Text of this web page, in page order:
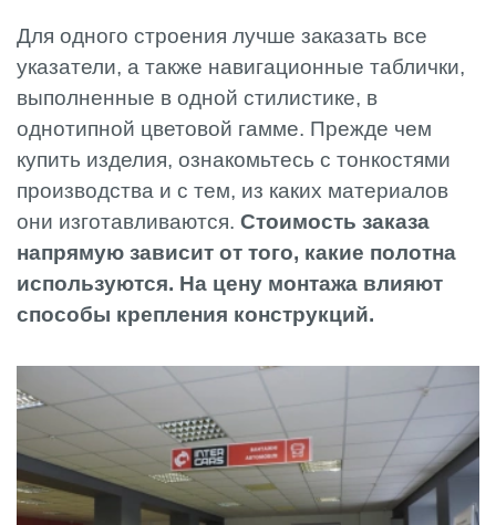
Для одного строения лучше заказать все
указатели, а также навигационные таблички,
выполненные в одной стилистике, в
однотипной цветовой гамме. Прежде чем
купить изделия, ознакомьтесь с тонкостями
производства и с тем, из каких материалов
они изготавливаются. Стоимость заказа
напрямую зависит от того, какие полотна
используются. На цену монтажа влияют
способы крепления конструкций.